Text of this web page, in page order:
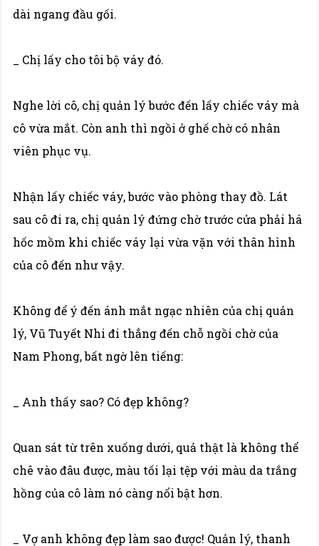
dài ngang đầu gối.
_ Chị lấy cho tôi bộ váy đó.
Nghe lời cô, chị quản lý bước đến lấy chiếc váy mà
cô vừa mắt. Còn anh thì ngồi ở ghế chờ có nhân
viên phục vụ.
Nhận lấy chiếc váy, bước vào phòng thay đồ. Lát
sau cô đi ra, chị quản lý đứng chờ trước cửa phải há
hốc mồm khi chiếc váy lại vừa vặn với thân hình
của cô đến như vậy.
Không để ý đến ánh mắt ngạc nhiên của chị quản
lý, Vũ Tuyết Nhi đi thẳng đến chỗ ngồi chờ của
Nam Phong, bất ngờ lên tiếng:
_ Anh thấy sao? Có đẹp không?
Quan sát từ trên xuống dưới, quả thật là không thể
chê vào đâu được, màu tối lại tệp với màu da trắng
hồng của cô làm nó càng nổi bật hơn.
_ Vợ anh không đẹp làm sao được! Quản lý, thanh